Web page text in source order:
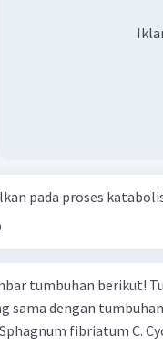
pada proses
tumbuhan berikut!
sama dengan
fibriatum C.